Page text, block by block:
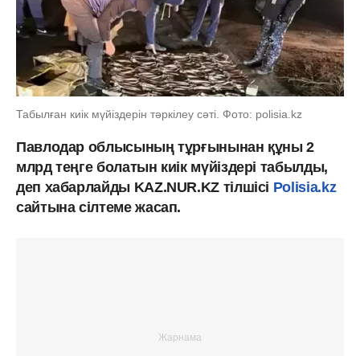
Табылған киік мүйіздерін тәркілеу сәті. Фото: polisia.kz
Павлодар облысының тұрғынынан құны 2
млрд теңге болатын киік мүйіздері табылды,
деп хабарлайды KAZ.NUR.KZ тілшісі Polisia.kz
сайтына сілтеме жасап.